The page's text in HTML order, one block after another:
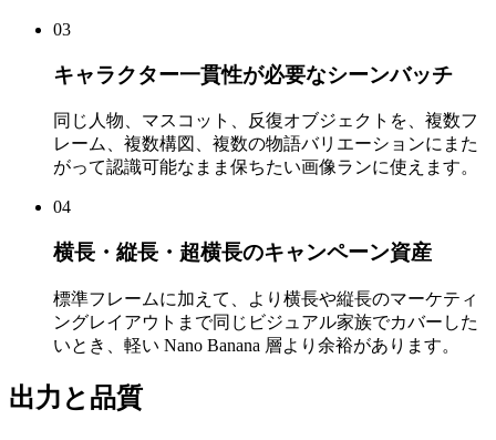
03
キャラクター一貫性が必要なシーンバッチ
同じ人物、マスコット、反復オブジェクトを、複数フ
レーム、複数構図、複数の物語バリエーションにまた
がって認識可能なまま保ちたい画像ランに使えます。
04
横長・縦長・超横長のキャンペーン資産
標準フレームに加えて、より横長や縦長のマーケティ
ングレイアウトまで同じビジュアル家族でカバーした
いとき、軽い Nano Banana 層より余裕があります。
出力と品質